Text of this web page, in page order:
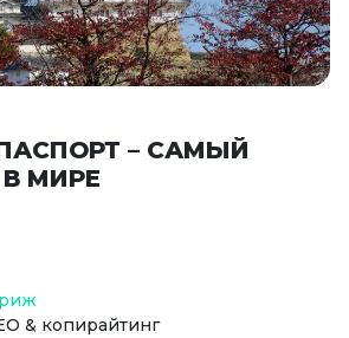
– САМЫЙ
МИРЕ
& копирайтинг